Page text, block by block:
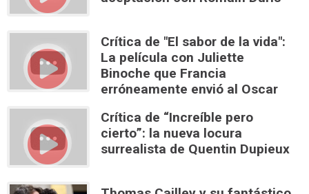
Crítica de "El sabor de la vida":
La película con Juliette
Binoche que Francia
erróneamente envió al Oscar
Crítica de “Increíble pero
cierto”: la nueva locura
surrealista de Quentin Dupieux